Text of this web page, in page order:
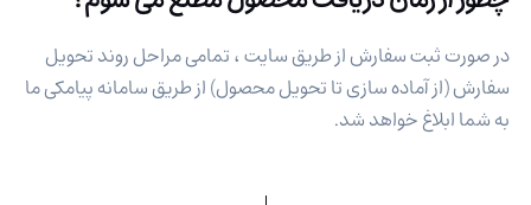
در صورت ثبت سفارش از طریق سایت ، تمامی مراحل روند تحویل
سفارش (از آماده سازی تا تحویل محصول) از طریق سامانه پیامکی ما
به شما ابلاغ خواهد شد.